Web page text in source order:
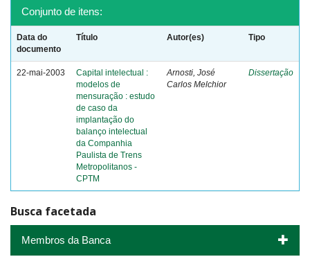
Conjunto de itens:
Data do
documento
Título Autor(es) Tipo
22-mai-2003
Capital intelectual :
modelos de
mensuração : estudo
de caso da
implantação do
balanço intelectual
da Companhia
Paulista de Trens
Metropolitanos -
CPTM
Arnosti, José
Carlos Melchior
Dissertação
Busca facetada
Membros da Banca